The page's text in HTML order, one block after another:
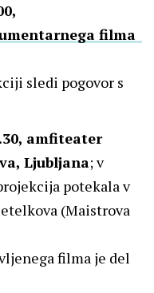
filma
sledi pogovor s
amfiteater
Ljubljana; v
potekala v
(Maistrova
filma je del